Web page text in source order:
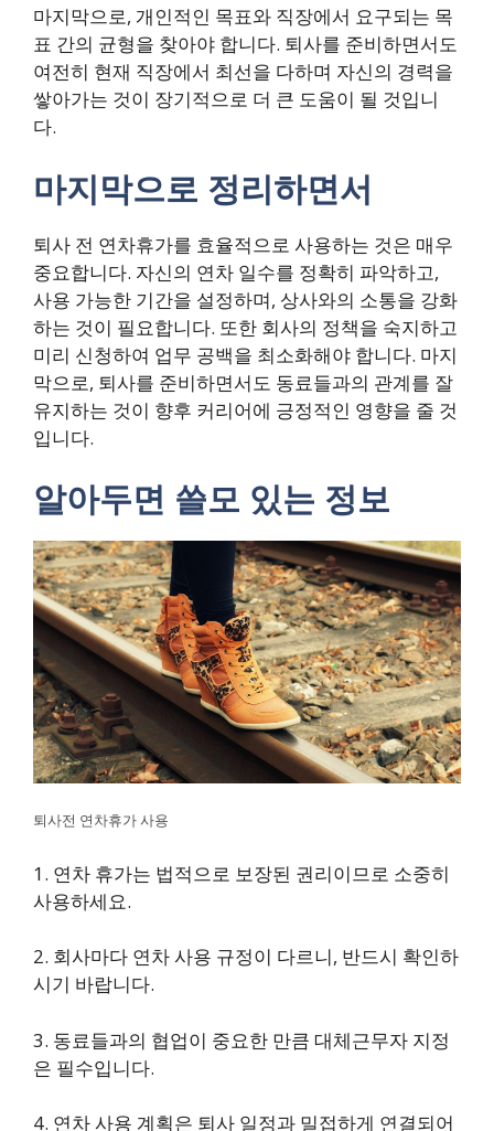
마지막으로, 개인적인 목표와 직장에서 요구되는 목
표 간의 균형을 찾아야 합니다. 퇴사를 준비하면서도
여전히 현재 직장에서 최선을 다하며 자신의 경력을
쌓아가는 것이 장기적으로 더 큰 도움이 될 것입니
다.
마지막으로 정리하면서
퇴사 전 연차휴가를 효율적으로 사용하는 것은 매우
중요합니다. 자신의 연차 일수를 정확히 파악하고,
사용 가능한 기간을 설정하며, 상사와의 소통을 강화
하는 것이 필요합니다. 또한 회사의 정책을 숙지하고
미리 신청하여 업무 공백을 최소화해야 합니다. 마지
막으로, 퇴사를 준비하면서도 동료들과의 관계를 잘
유지하는 것이 향후 커리어에 긍정적인 영향을 줄 것
입니다.
알아두면 쓸모 있는 정보
퇴사전 연차휴가 사용
1. 연차 휴가는 법적으로 보장된 권리이므로 소중히
사용하세요.
2. 회사마다 연차 사용 규정이 다르니, 반드시 확인하
시기 바랍니다.
3. 동료들과의 협업이 중요한 만큼 대체근무자 지정
은 필수입니다.
4. 연차 사용 계획은 퇴사 일정과 밀접하게 연결되어